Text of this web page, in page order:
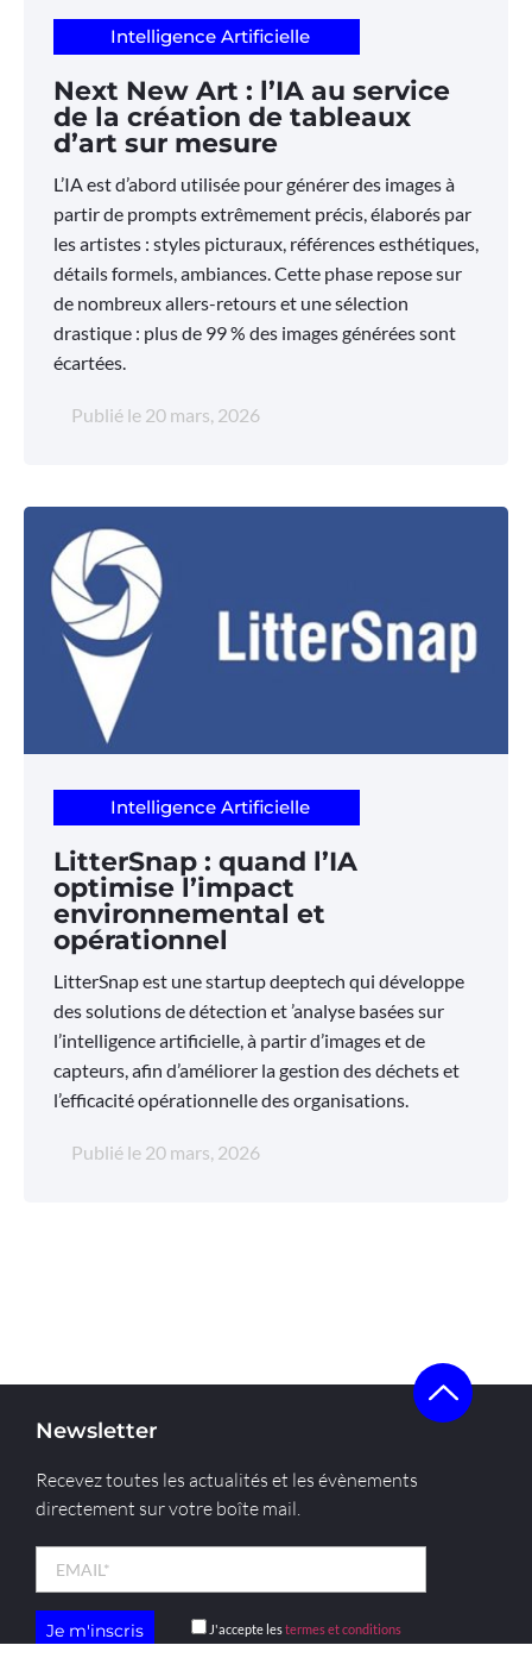
Intelligence Artificielle
Next New Art : l’IA au service
de la création de tableaux
d’art sur mesure
L’IA est d’abord utilisée pour générer des images à
partir de prompts extrêmement précis, élaborés par
les artistes : styles picturaux, références esthétiques,
détails formels, ambiances. Cette phase repose sur
de nombreux allers-retours et une sélection
drastique : plus de 99 % des images générées sont
écartées.
Publié le 20 mars, 2026
Intelligence Artificielle
LitterSnap : quand l’IA
optimise l’impact
environnemental et
opérationnel
LitterSnap est une startup deeptech qui développe
des solutions de détection et ’analyse basées sur
l’intelligence artificielle, à partir d’images et de
capteurs, afin d’améliorer la gestion des déchets et
l’efficacité opérationnelle des organisations.
Publié le 20 mars, 2026
Newsletter
Recevez toutes les actualités et les évènements
directement sur votre boîte mail.
J'accepte lestermes et conditions